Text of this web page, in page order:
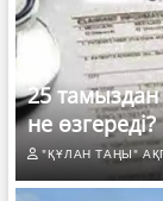
25 тамыздан
не өзгереді?
"ҚҰЛАН ТАҢЫ"